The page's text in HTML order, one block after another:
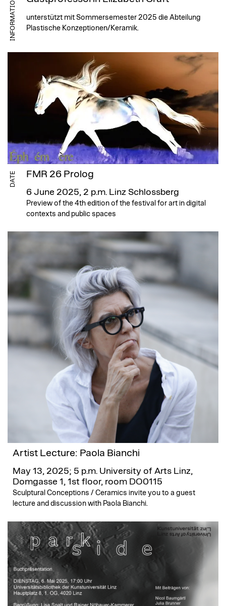
INFORMATION
unterstützt mit Sommersemester 2025 die Abteilung
Plastische Konzeptionen/Keramik.
DATE FMR 26 Prolog
6 June 2025, 2 p.m. Linz Schlossberg
Preview of the 4th edition of the festival for art in digital
contexts and public spaces
Artist Lecture: Paola Bianchi
May 13, 2025; 5 p.m. University of Arts Linz,
Domgasse 1, 1st floor, room DO0115
Sculptural Conceptions / Ceramics invite you to a guest
lecture and discussion with Paola Bianchi.